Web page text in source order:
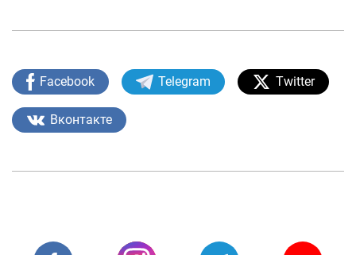
Facebook Telegram Twitter
Вконтакте